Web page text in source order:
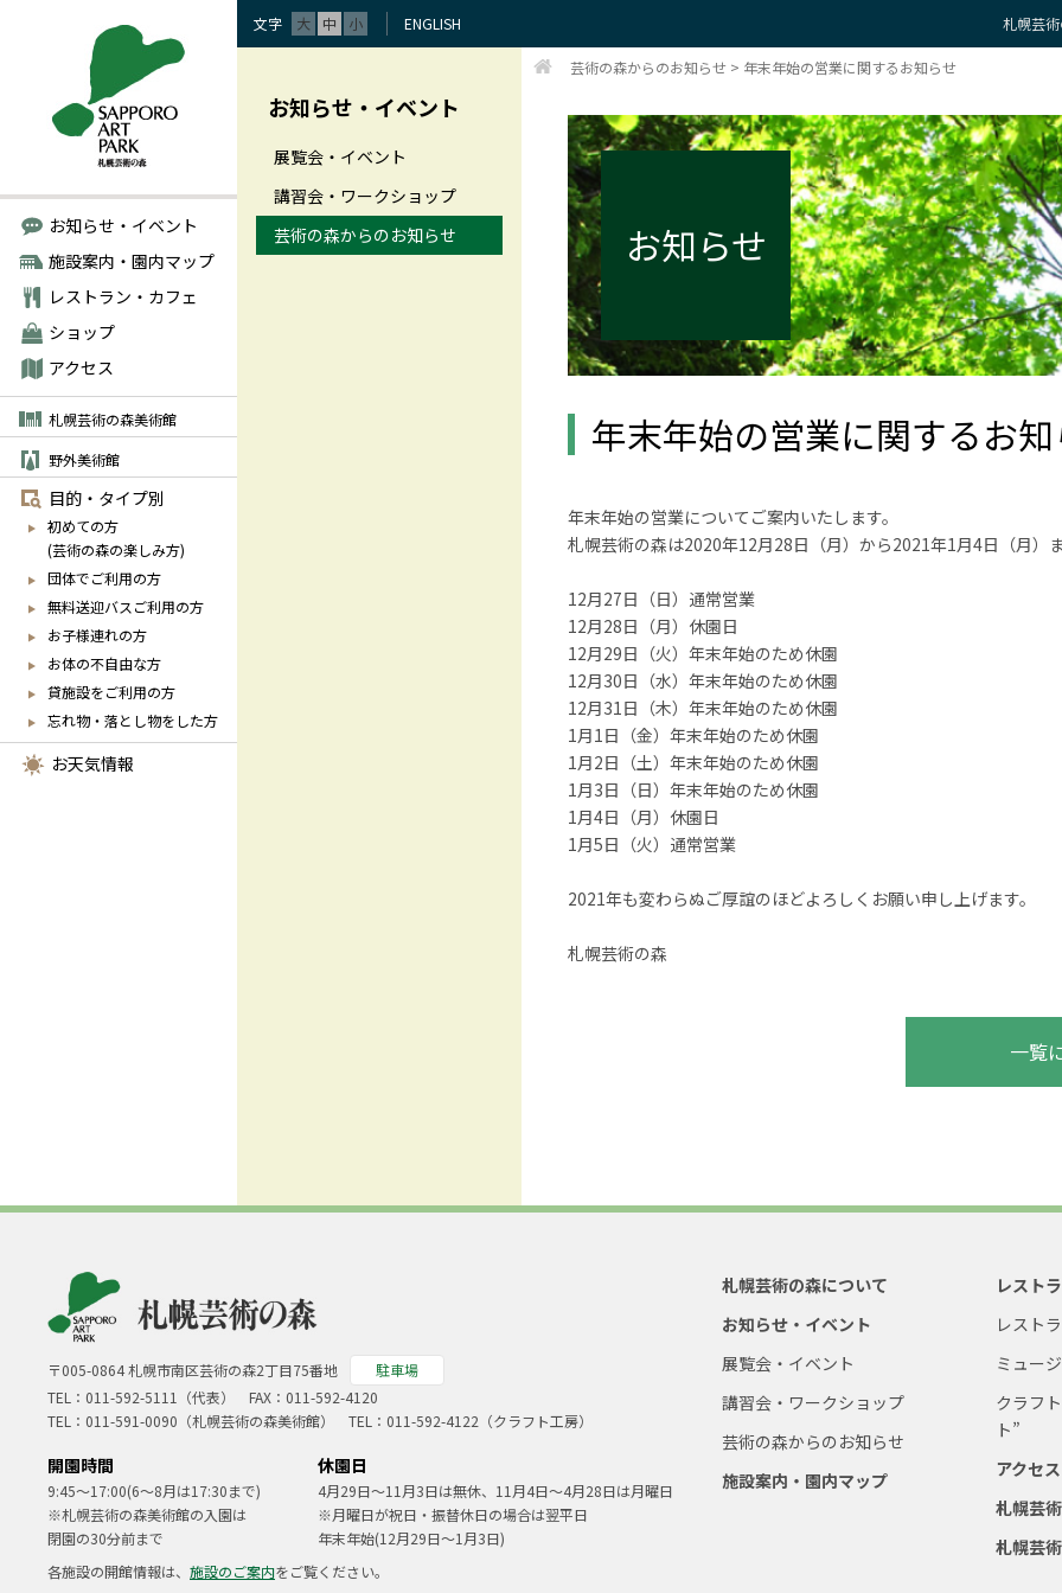
お知らせ・イベント
お知らせ・イベント
展覧会・イベント
講習会・ワークショップ
芸術の森からのお知らせ
施設案内・園内マップ
レストラン・カフェ
ショップ
アクセス
札幌芸術の森美術館
野外美術館
目的・タイプ別
初めての方
(芸術の森の楽しみ方)
団体でご利用の方
無料送迎バスご利用の方
お子様連れの方
お体の不自由な方
貸施設をご利用の方
忘れ物・落とし物をした方
お天気情報
文字 大 中 小 ENGLISH 札幌芸
芸術の森からのお知らせ > 年末年始の営業に関するお知らせ
お知らせ
年末年始の営業に関するお知
年末年始の営業についてご案内いたします。
札幌芸術の森は2020年12月28日（月）から2021年1月4日（月）
12月27日（日）通常営業
12月28日（月）休園日
12月29日（火）年末年始のため休園
12月30日（水）年末年始のため休園
12月31日（木）年末年始のため休園
1月1日（金）年末年始のため休園
1月2日（土）年末年始のため休園
1月3日（日）年末年始のため休園
1月4日（月）休園日
1月5日（火）通常営業
2021年も変わらぬご厚誼のほどよろしくお願い申し上げます。
札幌芸術の森
一覧
〒005-0864 札幌市南区芸術の森2丁目75番地
駐車場
TEL： 011-592-5111（代表）
FAX：011-592-4120
TEL： 011-591-0090 （札幌芸術の森美術館） TEL： 011-592-4122 （クラフト工房）
開園時間
9:45～17:00(6～8月は17:30まで)
※札幌芸術の森美術館の入園は
閉園の30分前まで
休園日
4月29日～11月3日は無休、11月4日～4月28日は月曜日
※月曜日が祝日・振替休日の場合は翌平日
年末年始(12月29日～1月3日)
各施設の開館情報は、 施設のご案内をご覧ください。
札幌芸術の森について
お知らせ・イベント
展覧会・イベント
講習会・ワークショップ
芸術の森からのお知らせ
施設案内・園内マップ
レスト
レスト
ミュー
クラフ
ト”
アクセス
札幌芸
札幌芸